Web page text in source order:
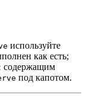
используйте
как есть;
содержащим
под капотом.